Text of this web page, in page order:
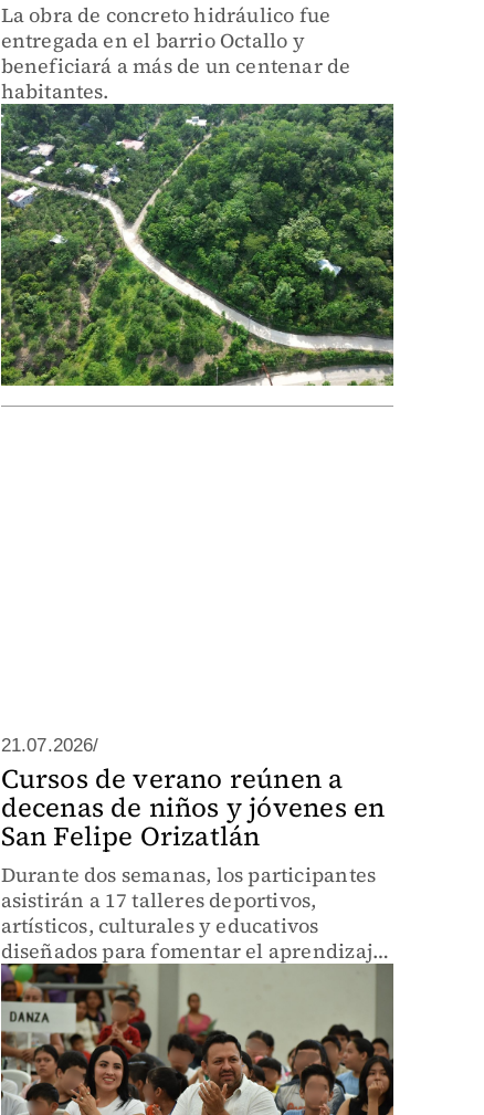
La obra de concreto hidráulico fue
entregada en el barrio Octallo y
beneficiará a más de un centenar de
habitantes.
21.07.2026/
Cursos de verano reúnen a
decenas de niños y jóvenes en
San Felipe Orizatlán
Durante dos semanas, los participantes
asistirán a 17 talleres deportivos,
artísticos, culturales y educativos
diseñados para fomentar el aprendizaje,
la convivencia y el desarrollo de nuevas
habilidades durante el periodo
vacacional.